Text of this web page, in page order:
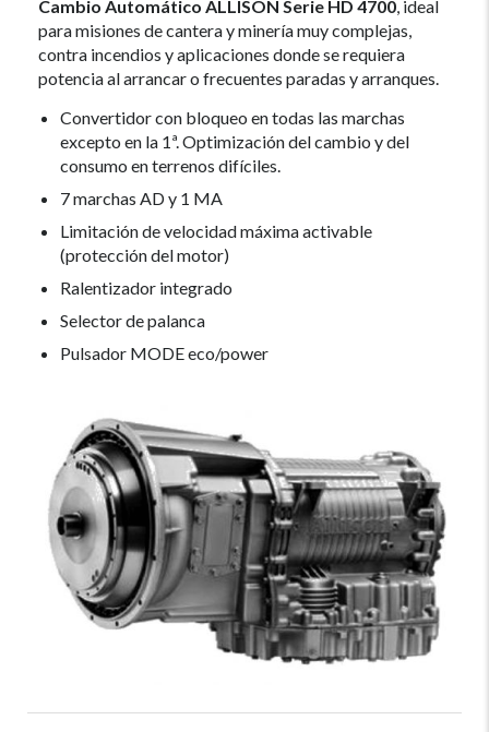
Cambio Automático ALLISON Serie HD 4700 , ideal
para misiones de cantera y minería muy complejas,
contra incendios y aplicaciones donde se requiera
potencia al arrancar o frecuentes paradas y arranques.
Convertidor con bloqueo en todas las marchas
excepto en la 1ª. Optimización del cambio y del
consumo en terrenos difíciles.
7 marchas AD y 1 MA
Limitación de velocidad máxima activable
(protección del motor)
Ralentizador integrado
Selector de palanca
Pulsador MODE eco/power